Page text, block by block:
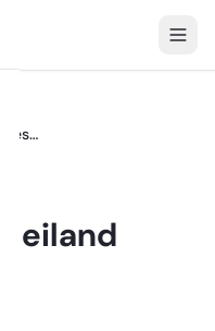
Kamperen op het eiland Cres, Kroatië
eiland